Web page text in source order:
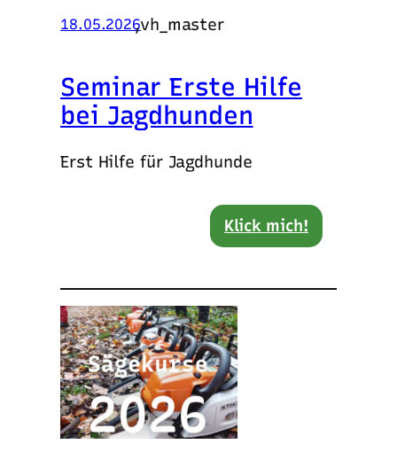
18.05.2026
,vh_master
Seminar Erste Hilfe
bei Jagdhunden
Erst Hilfe für Jagdhunde
Klick mich!